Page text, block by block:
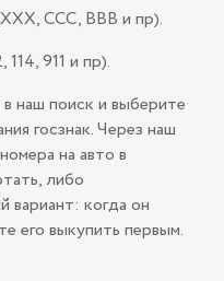
ССС, ВВВ и пр).
911 и пр).
наш поиск и выберите
госзнак. Через наш
на авто в
либо
вариант: когда он
его выкупить первым.